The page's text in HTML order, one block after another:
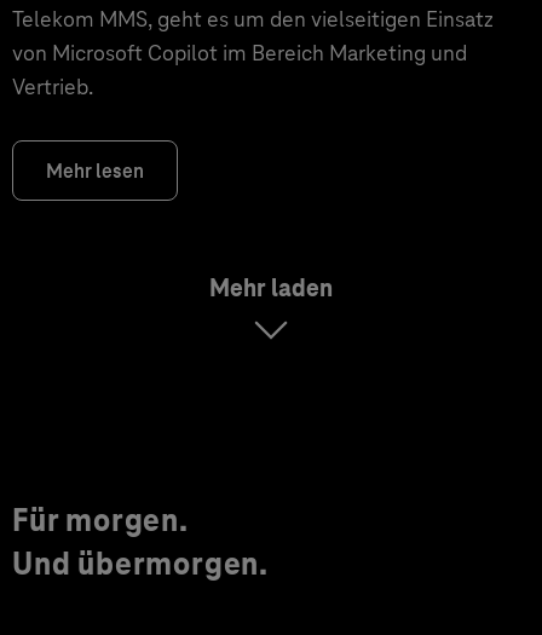
Telekom MMS, geht es um den vielseitigen Einsatz
von Microsoft Copilot im Bereich Marketing und
Vertrieb.
Mehr lesen
Mehr laden
Für morgen.
Und übermorgen.